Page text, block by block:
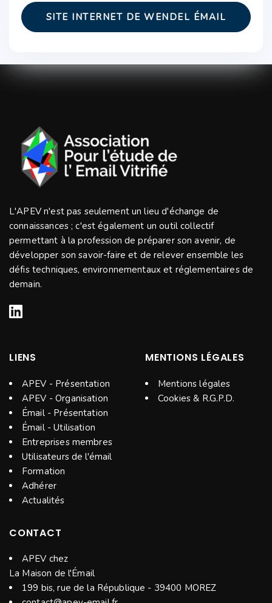
SITE INTERNET DE WENDEL ÉMAIL
L'APEV n'est pas seulement un lieu d'échange de
connaissances ; c'est également un outil collectif
permettant à la profession de préparer son avenir, de
développer son savoir-faire et de relever ensemble les
défis techniques, environnementaux et réglementaires de
demain.
LIENS
APEV - Présentation
APEV - Organisation
Émail - Présentation
Émail - Utilisation
Entreprises membres
Utilisateurs de l'émail
Formation
Adhérer
Actualités
MENTIONS LÉGALES
Mentions légales
Cookies & R.G.P.D.
CONTACT
APEV chez
La Maison de l'Émail
199 bis, rue de la République - 39400 MOREZ